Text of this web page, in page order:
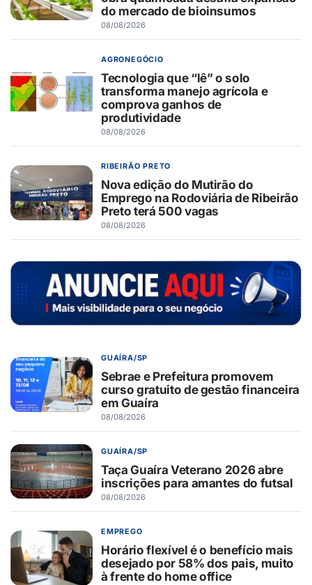
do mercado de bioinsumos
08/08/2026
AGRONEGÓCIO
Tecnologia que “lê” o solo
transforma manejo agrícola e
comprova ganhos de
produtividade
08/08/2026
RIBEIRÃO PRETO
Nova edição do Mutirão do
Emprego na Rodoviária de Ribeirão
Preto terá 500 vagas
08/08/2026
GUAÍRA/SP
Sebrae e Prefeitura promovem
curso gratuito de gestão financeira
em Guaíra
08/08/2026
GUAÍRA/SP
Taça Guaíra Veterano 2026 abre
inscrições para amantes do futsal
08/08/2026
EMPREGO
Horário flexível é o benefício mais
desejado por 58% dos pais, muito
à frente do home office